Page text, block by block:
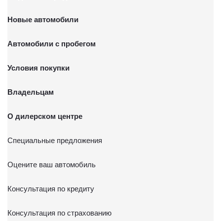
Новые автомобили
Автомобили с пробегом
Условия покупки
Владельцам
О дилерском центре
Специальные предложения
Оцените ваш автомобиль
Консультация по кредиту
Консультация по страхованию